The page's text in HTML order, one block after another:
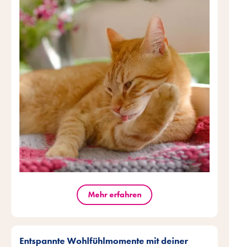
Mehr erfahren
Entspannte Wohlfühlmomente mit deiner